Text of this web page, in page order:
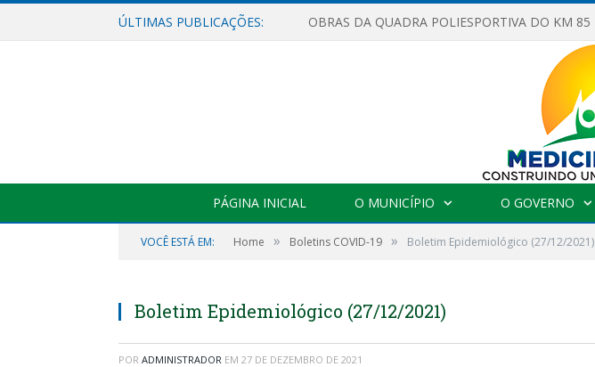
ÚLTIMAS PUBLICAÇÕES:
PÁGINA INICIAL O MUNICÍPIO O GOVERNO
VOCÊ ESTÁ EM: Home » Boletins COVID-19 » Boletim Epidemiológico (27/12/2021)
Boletim Epidemiológico (27/12/2021)
POR ADMINISTRADOR EM 27 DE DEZEMBRO DE 2021